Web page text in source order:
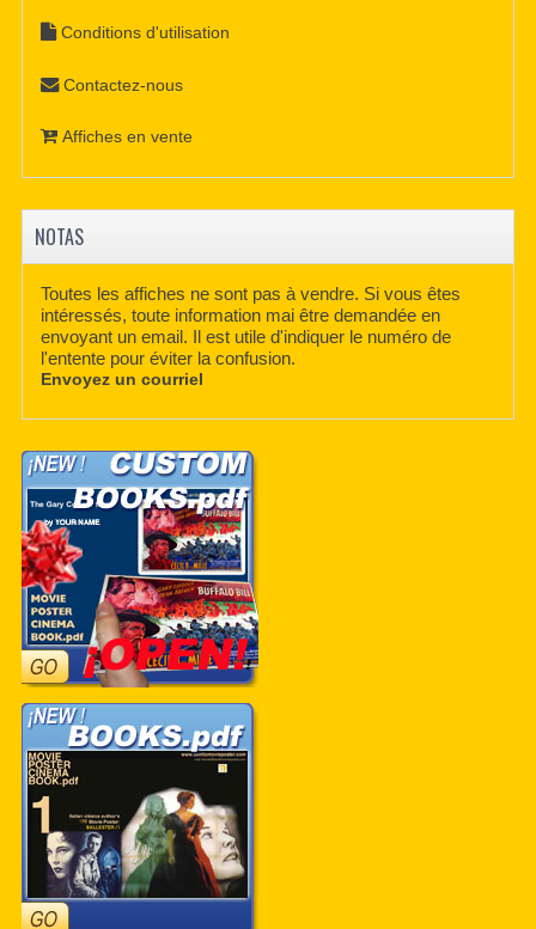
Conditions d'utilisation
Contactez-nous
Affiches en vente
NOTAS
Toutes les affiches ne sont pas à vendre. Si vous êtes
intéressés, toute information mai être demandée en
envoyant un email. Il est utile d'indiquer le numéro de
l'entente pour éviter la confusion.
Envoyez un courriel